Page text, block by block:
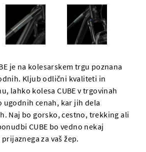
je na kolesarskem trgu poznana
Kljub odlični kvaliteti in
lahko kolesa CUBE v trgovinah
ugodnih cenah, kar jih dela
Naj bo gorsko, cestno, trekking ali
CUBE bo vedno nekaj
za vaš žep.